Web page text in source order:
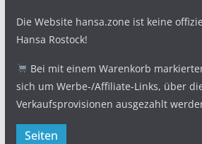
Die Website hansa.zone ist keine
Hansa Rostock!
Bei mit einem Warenkorb
sich um Werbe-/Affiliate-Links, über
Verkaufsprovisionen ausgezahlt
Seiten